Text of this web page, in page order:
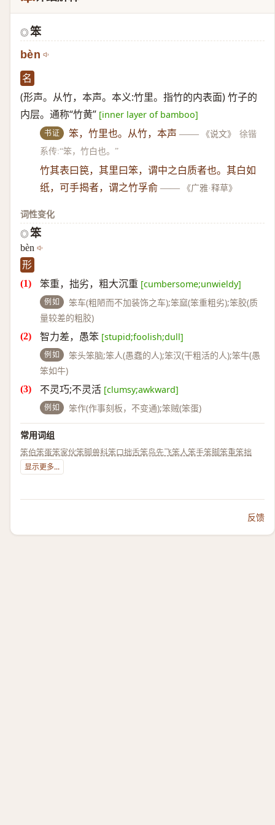
◎ 笨
bèn
名
(形声。从竹，本声。本义:竹里。指竹的内表面) 竹子的
内层。通称“竹黄” [inner layer of bamboo]
书证 笨，竹里也。从竹，本声 —— 《说文》
徐锴
系传:“笨，竹白也。”
竹其表曰笢，其里曰笨，谓中之白质者也。其白如
纸，可手揭者，谓之竹孚俞 —— 《广雅·释草》
词性变化
◎ 笨
bèn
形
笨重，拙劣，粗大沉重 [cumbersome;unwieldy]
例如
笨车(粗陋而不加装饰之车);笨窳(笨重粗劣);笨胶(质
量较差的粗胶)
智力差，愚笨 [stupid;foolish;dull]
例如
笨头笨脑;笨人(愚蠢的人);笨汉(干粗活的人);笨牛(愚
笨如牛)
不灵巧;不灵活 [clumsy;awkward]
例如 笨作(作事刻板，不变通);笨贼(笨蛋)
常用词组
笨伯笨蛋笨家伙笨脚兽科笨口拙舌笨鸟先飞笨人笨手笨脚笨重笨拙
显示更多...
反馈